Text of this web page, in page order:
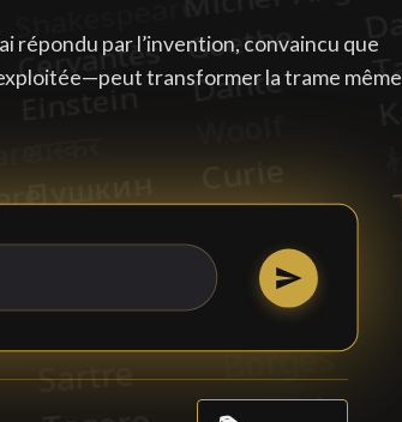
répondu par l’invention, convaincu que
transformer la trame même